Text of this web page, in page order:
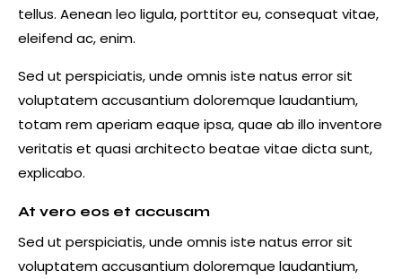
tellus. Aenean leo ligula, porttitor eu, consequat vitae,
eleifend ac, enim.
Sed ut perspiciatis, unde omnis iste natus error sit
voluptatem accusantium doloremque laudantium,
totam rem aperiam eaque ipsa, quae ab illo inventore
veritatis et quasi architecto beatae vitae dicta sunt,
explicabo.
At vero eos et accusam
Sed ut perspiciatis, unde omnis iste natus error sit
voluptatem accusantium doloremque laudantium,